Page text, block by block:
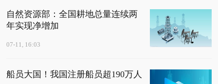
自然资源部：全国耕地总量连续两
年实现净增加
07-11, 16:03
船员大国！我国注册船员超190万人